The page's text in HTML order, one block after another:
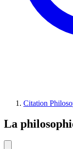
Citation
La